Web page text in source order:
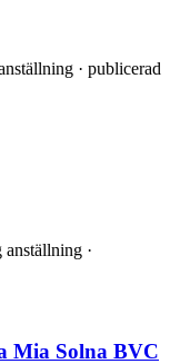
· publicerad
·
Mia Solna BVC